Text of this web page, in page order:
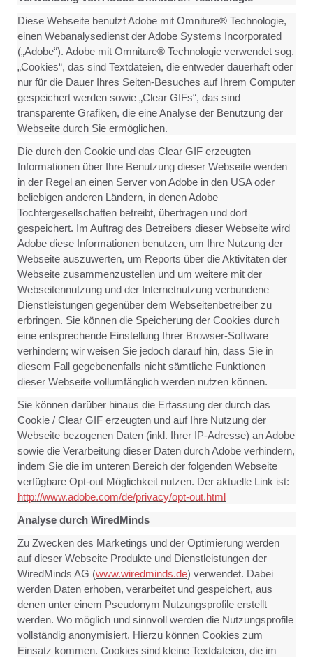
Diese Webseite benutzt Adobe mit Omniture® Technologie,
einen Webanalysedienst der Adobe Systems Incorporated
(„Adobe“). Adobe mit Omniture® Technologie verwendet sog.
„Cookies“, das sind Textdateien, die entweder dauerhaft oder
nur für die Dauer Ihres Seiten-Besuches auf Ihrem Computer
gespeichert werden sowie „Clear GIFs“, das sind
transparente Grafiken, die eine Analyse der Benutzung der
Webseite durch Sie ermöglichen.
Die durch den Cookie und das Clear GIF erzeugten
Informationen über Ihre Benutzung dieser Webseite werden
in der Regel an einen Server von Adobe in den USA oder
beliebigen anderen Ländern, in denen Adobe
Tochtergesellschaften betreibt, übertragen und dort
gespeichert. Im Auftrag des Betreibers dieser Webseite wird
Adobe diese Informationen benutzen, um Ihre Nutzung der
Webseite auszuwerten, um Reports über die Aktivitäten der
Webseite zusammenzustellen und um weitere mit der
Webseitennutzung und der Internetnutzung verbundene
Dienstleistungen gegenüber dem Webseitenbetreiber zu
erbringen. Sie können die Speicherung der Cookies durch
eine entsprechende Einstellung Ihrer Browser-Software
verhindern; wir weisen Sie jedoch darauf hin, dass Sie in
diesem Fall gegebenenfalls nicht sämtliche Funktionen
dieser Webseite vollumfänglich werden nutzen können.
Sie können darüber hinaus die Erfassung der durch das
Cookie / Clear GIF erzeugten und auf Ihre Nutzung der
Webseite bezogenen Daten (inkl. Ihrer IP-Adresse) an Adobe
sowie die Verarbeitung dieser Daten durch Adobe verhindern,
indem Sie die im unteren Bereich der folgenden Webseite
verfügbare Opt-out Möglichkeit nutzen. Der aktuelle Link ist:
http://www.adobe.com/de/privacy/opt-out.html
Analyse durch WiredMinds
Zu Zwecken des Marketings und der Optimierung werden
auf dieser Webseite Produkte und Dienstleistungen der
WiredMinds AG (www.wiredminds.de) verwendet. Dabei
werden Daten erhoben, verarbeitet und gespeichert, aus
denen unter einem Pseudonym Nutzungsprofile erstellt
werden. Wo möglich und sinnvoll werden die Nutzungsprofile
vollständig anonymisiert. Hierzu können Cookies zum
Einsatz kommen. Cookies sind kleine Textdateien, die im